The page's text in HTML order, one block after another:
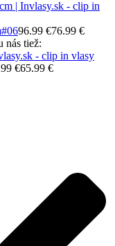
#0696.99 €76.99 €
nás tiež:
€65.99 €